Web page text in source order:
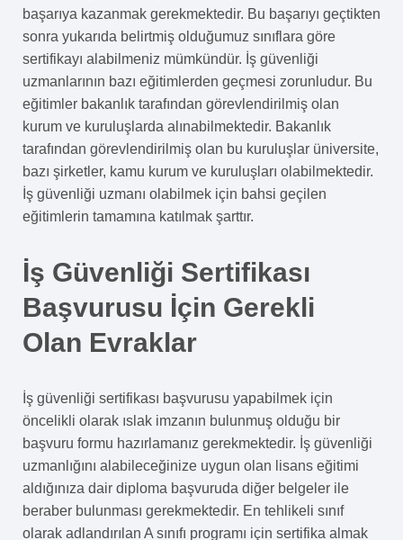
başarıya kazanmak gerekmektedir. Bu başarıyı geçtikten
sonra yukarıda belirtmiş olduğumuz sınıflara göre
sertifikayı alabilmeniz mümkündür. İş güvenliği
uzmanlarının bazı eğitimlerden geçmesi zorunludur. Bu
eğitimler bakanlık tarafından görevlendirilmiş olan
kurum ve kuruluşlarda alınabilmektedir. Bakanlık
tarafından görevlendirilmiş olan bu kuruluşlar üniversite,
bazı şirketler, kamu kurum ve kuruluşları olabilmektedir.
İş güvenliği uzmanı olabilmek için bahsi geçilen
eğitimlerin tamamına katılmak şarttır.
İş Güvenliği Sertifikası
Başvurusu İçin Gerekli
Olan Evraklar
İş güvenliği sertifikası başvurusu yapabilmek için
öncelikli olarak ıslak imzanın bulunmuş olduğu bir
başvuru formu hazırlamanız gerekmektedir. İş güvenliği
uzmanlığını alabileceğinize uygun olan lisans eğitimi
aldığınıza dair diploma başvuruda diğer belgeler ile
beraber bulunması gerekmektedir. En tehlikeli sınıf
olarak adlandırılan A sınıfı programı için sertifika almak